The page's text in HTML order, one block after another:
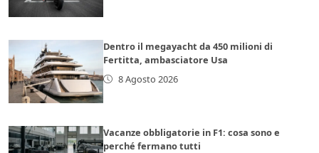
Dentro il megayacht da 450 milioni di
Fertitta, ambasciatore Usa
8 Agosto 2026
Vacanze obbligatorie in F1: cosa sono e
perché fermano tutti